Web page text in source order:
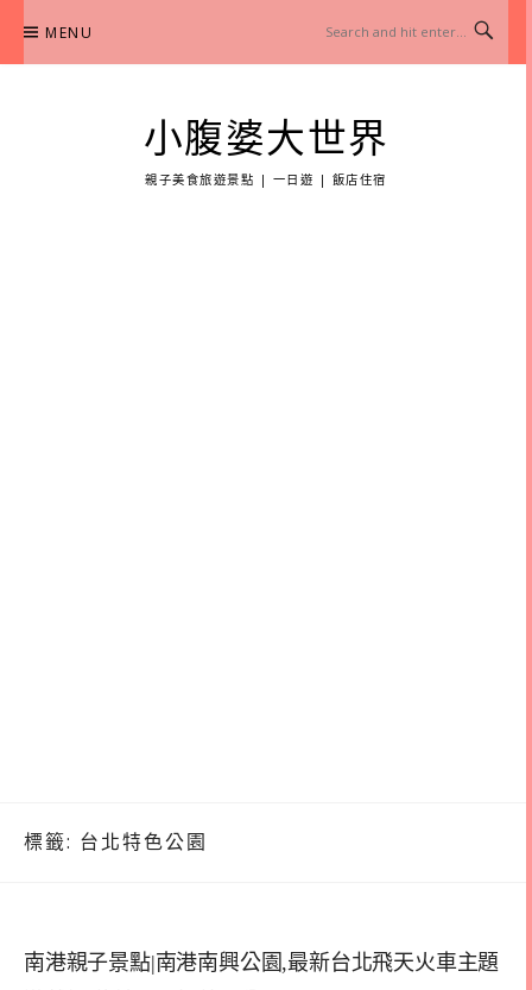
content
MENU
小腹婆大世界
親子美食旅遊景點 | 一日遊 | 飯店住宿
標籤: 台北特色公園
南港親子景點|南港南興公園,最新台北飛天火車主題